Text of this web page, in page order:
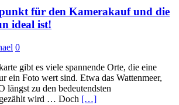
für den Kamerakauf und die
ideal ist!
0
gibt es viele spannende Orte, die eine
ein Foto wert sind. Etwa das Wattenmeer,
längst zu den bedeutendsten
gezählt wird … Doch […]